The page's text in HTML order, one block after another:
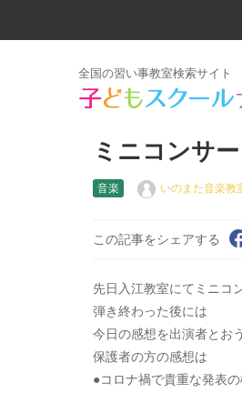
全国の習い事教室検索サイト
ミニコンサ
音楽 いのまた音楽教
この記事をシェアする
先日入江教室にてミニコ
弾き終わった後には
今日の感想を出演者とお
保護者の方の感想は
●コロナ禍で貴重な発表